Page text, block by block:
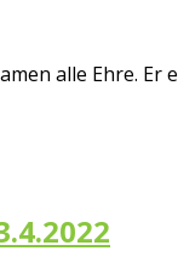
alle Ehre.